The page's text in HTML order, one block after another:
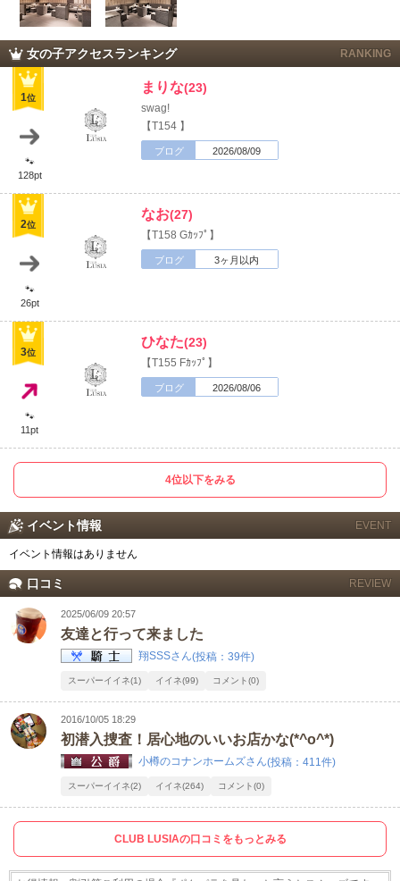
女の子アクセスランキング RANKING
1位
🐾
128pt
まりな(23)
swag!
【T154 】
ブログ 2026/08/09
2位
🐾
26pt
なお(27)
【T158 Gｶｯﾌﾟ】
ブログ 3ヶ月以内
3位
🐾
11pt
ひなた(23)
【T155 Fｶｯﾌﾟ】
ブログ 2026/08/06
4位以下をみる
イベント情報 EVENT
イベント情報はありません
口コミ REVIEW
2025/06/09 20:57
友達と行って来ました
翔SSSさん(投稿：39件)
スーパーイイネ(1) イイネ(99) コメント(0)
2016/10/05 18:29
初潜入捜査！居心地のいいお店かな(*^o^*)
小樽のコナンホームズさん(投稿：411件)
スーパーイイネ(2) イイネ(264) コメント(0)
CLUB LUSIAの口コミをもっとみる